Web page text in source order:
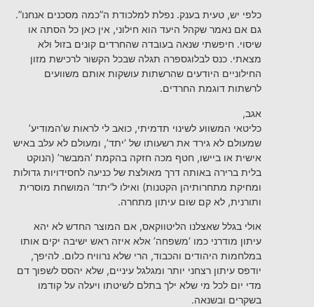
כלפי יש, טעית בענק. נפלת למלכודת ה”כמה מסכנים אנחנו”.
גם אם נאמר שקהל היעד הוא חילוני, אין כאן כל הסתה או
שיסוי. חיפשתי שנאה בעובדה שהחרדים קונים בזול ולא
מצאתי. כנס לבלוגספרה תגלה שבכל הקשור לרכישת מזון
החילוניים היודעים שהרשתות עושקות אותם משוועים
לרשתות דוגמת החרדים.
אגב,
כליטאי המשווע לשינוי תדמיתי, כואב לי לראות ש’המודיע’
שמעולם לא גירד את רשעותו של ‘יתד’, ומעולם לא עלב באיש
אישית או ביישו, חטף מכה חזקה בהקמת ‘המבשר’ (הנוקט
בלית ברירה באותה דרך מאולצת של כניעה לחסידויות גדולות
ומחיקת מתחרותיהן הקטנות) ואילו ל’יתד’ המושחת מוסרית
ותורנית, לא קם שום עיתון מתחרה.
אולי בגלל שאצלנו הליטווקאס, אם המוצר החדש לא יהא
עיתון מודרני כמו ‘משפחה’ אלא איזה ראש ישיבה יקים אותו
במלחמות היהודים והכבוד, הרי שלא נרוויח כלום. להיפך,
יודפס עיתון רצחני יותר ומגלגל עיניים, שלא יהסס לשפוך דם
מדי יום לכל מי שלא ילך בתלם לשיטתו ויעלה על קודמו
בשקרים ובשנאה.